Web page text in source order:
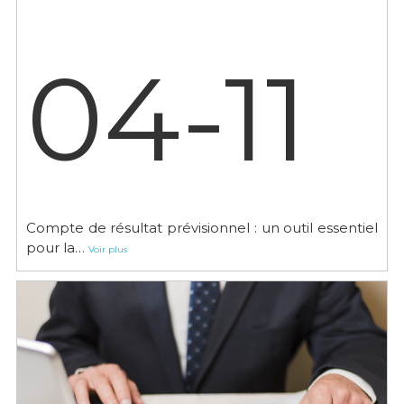
04-11
Compte de résultat prévisionnel : un outil essentiel
pour la… Voir plus